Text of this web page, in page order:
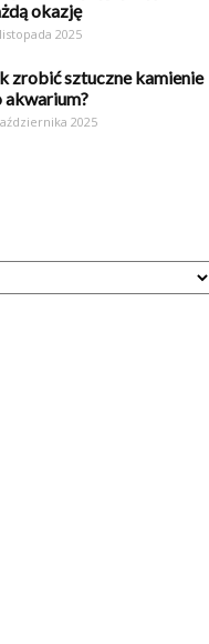
okazję
2025
zrobić sztuczne kamienie
akwarium?
2025